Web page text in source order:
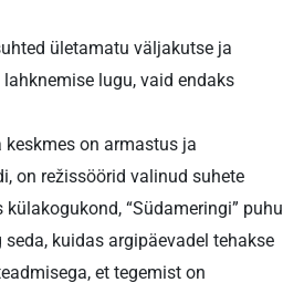
ületamatu väljakutse ja
lugu, vaid endaks
keskmes on armastus ja
on režissöörid valinud suhete
“Südameringi” puhul
kuidas argipäevadel tehakse
et tegemist on